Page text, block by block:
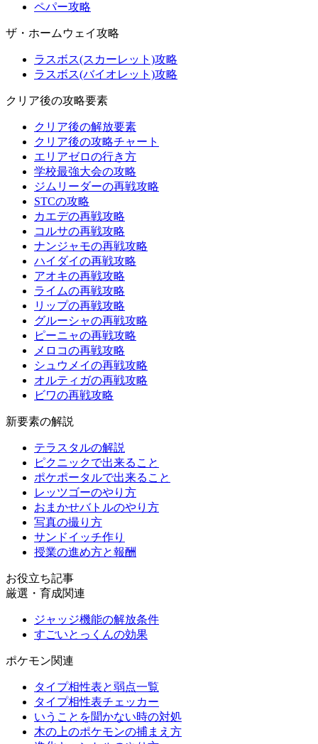
ペパー攻略
ザ・ホームウェイ攻略
ラスボス(スカーレット)攻略
ラスボス(バイオレット)攻略
クリア後の攻略要素
クリア後の解放要素
クリア後の攻略チャート
エリアゼロの行き方
学校最強大会の攻略
ジムリーダーの再戦攻略
STCの攻略
カエデの再戦攻略
コルサの再戦攻略
ナンジャモの再戦攻略
ハイダイの再戦攻略
アオキの再戦攻略
ライムの再戦攻略
リップの再戦攻略
グルーシャの再戦攻略
ピーニャの再戦攻略
メロコの再戦攻略
シュウメイの再戦攻略
オルティガの再戦攻略
ビワの再戦攻略
新要素の解説
テラスタルの解説
ピクニックで出来ること
ポケポータルで出来ること
レッツゴーのやり方
おまかせバトルのやり方
写真の撮り方
サンドイッチ作り
授業の進め方と報酬
お役立ち記事
厳選・育成関連
ジャッジ機能の解放条件
すごいとっくんの効果
ポケモン関連
タイプ相性表と弱点一覧
タイプ相性表チェッカー
いうことを聞かない時の対処
木の上のポケモンの捕まえ方